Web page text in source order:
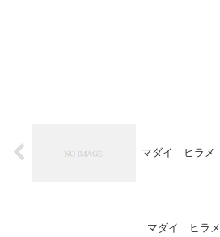
マダイ ヒラメ
マダイ ヒラメ